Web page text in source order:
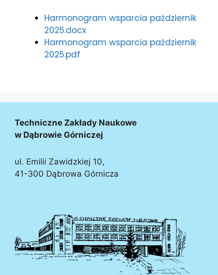
Harmonogram wsparcia październik
2025.docx
Harmonogram wsparcia październik
2025.pdf
Techniczne Zakłady Naukowe
w Dąbrowie Górniczej
ul. Emilii Zawidzkiej 10,
41-300 Dąbrowa Górnicza